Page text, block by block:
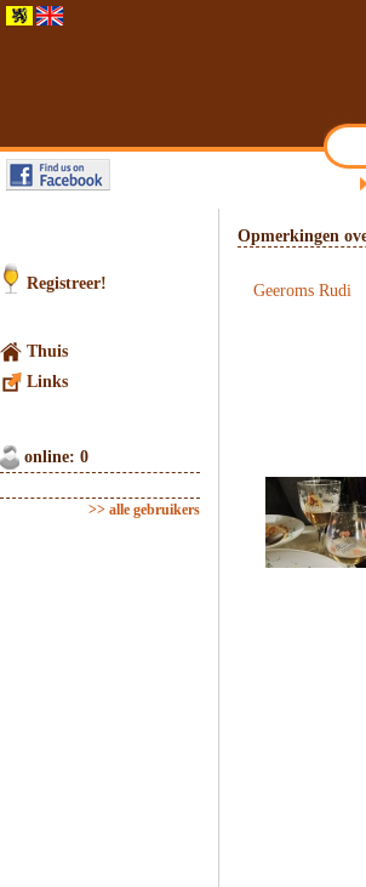
Registreer!
Thuis
Links
online: 0
>> alle gebruikers
Opmerkingen
Geeroms Rudi